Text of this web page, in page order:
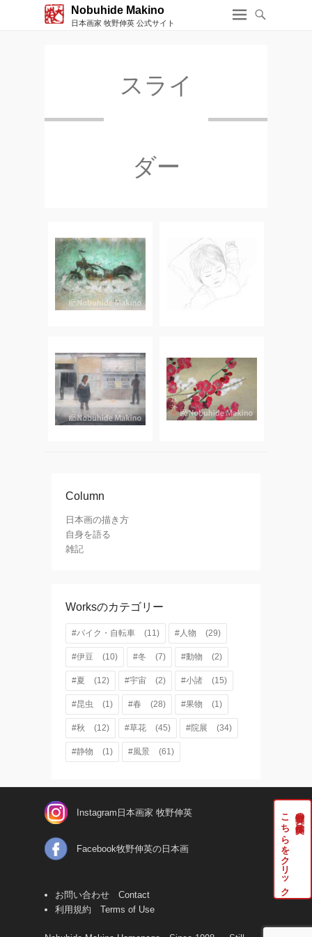
Nobuhide Makino
日本画家 牧野伸英 公式サイト
スライ
ダー
Column
日本画の描き方
自身を語る
雑記
Worksのカテゴリー
#バイク・自転車 (11) #人物 (29)
#伊豆 (10) #冬 (7) #動物 (2)
#夏 (12) #宇宙 (2) #小諸 (15)
#昆虫 (1) #春 (28) #果物 (1)
#秋 (12) #草花 (45) #院展 (34)
#静物 (1) #風景 (61)
牧野伸英の実作品は
こちらをクリック
Instagram日本画家 牧野伸英
Facebook牧野伸英の日本画
お問い合わせ Contact
利用規約 Terms of Use